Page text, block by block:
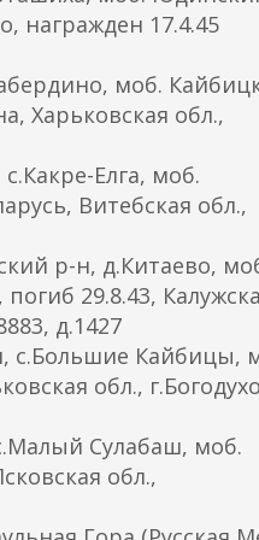
награжден 17.4.45
моб.
Харьковская обл.,
Елга, моб.
Витебская обл.,
р-н, д.Китаево,
29.8.43,
д.1427
с.Большие Кайбицы,
обл.,
Сулабаш, моб.
обл.,